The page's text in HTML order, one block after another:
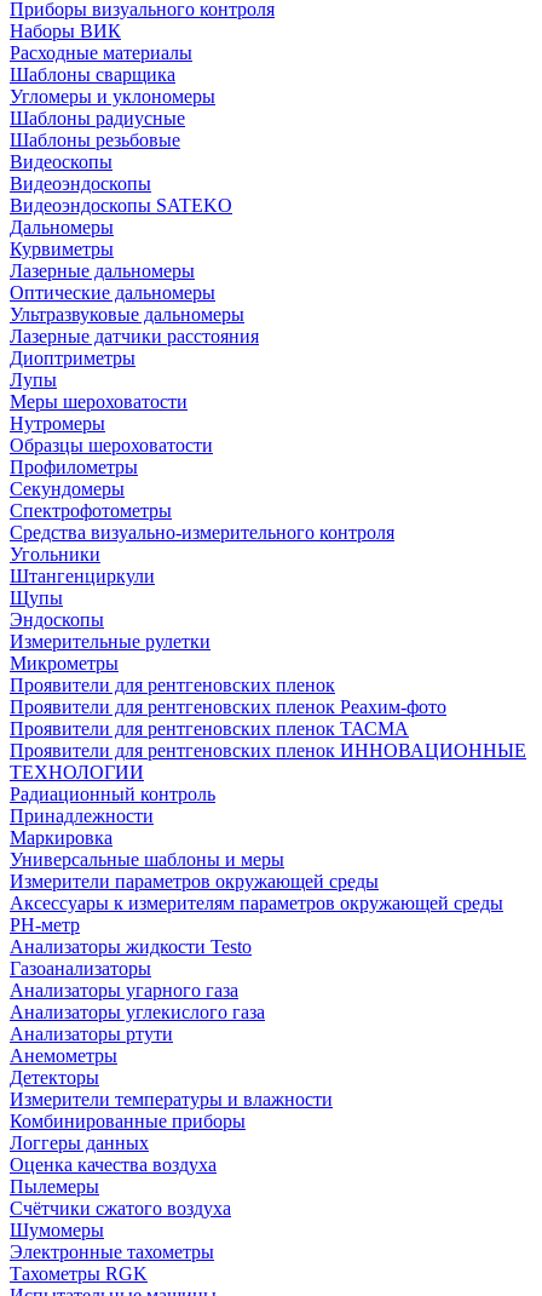
Приборы визуального контроля
Наборы ВИК
Расходные материалы
Шаблоны сварщика
Угломеры и уклономеры
Шаблоны радиусные
Шаблоны резьбовые
Видеоскопы
Видеоэндоскопы
Видеоэндоскопы SATEKO
Дальномеры
Курвиметры
Лазерные дальномеры
Оптические дальномеры
Ультразвуковые дальномеры
Лазерные датчики расстояния
Диоптриметры
Лупы
Меры шероховатости
Нутромеры
Образцы шероховатости
Профилометры
Секундомеры
Спектрофотометры
Средства визуально-измерительного контроля
Угольники
Штангенциркули
Щупы
Эндоскопы
Измерительные рулетки
Микрометры
Проявители для рентгеновских пленок
Проявители для рентгеновских пленок Реахим-фото
Проявители для рентгеновских пленок ТАСМА
Проявители для рентгеновских пленок ИННОВАЦИОННЫЕ
ТЕХНОЛОГИИ
Радиационный контроль
Принадлежности
Маркировка
Универсальные шаблоны и меры
Измерители параметров окружающей среды
Аксессуары к измерителям параметров окружающей среды
PH-метр
Анализаторы жидкости Testo
Газоанализаторы
Анализаторы угарного газа
Анализаторы углекислого газа
Анализаторы ртути
Анемометры
Детекторы
Измерители температуры и влажности
Комбинированные приборы
Логгеры данных
Оценка качества воздуха
Пылемеры
Счётчики сжатого воздуха
Шумомеры
Электронные тахометры
Тахометры RGK